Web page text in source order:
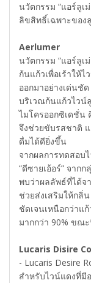
นวัตกรรม “แอร์ลูเ
ลิขสิทธิ์เฉพาะของ
Aerlumer
นวัตกรรม “แอร์ลูเ
ก้นแก้วเพื่อเร้าให้
ออกมาอย่างเด่นชั
บริเวณก้นแก้วไวน์
ไมโครออกซิเดชั่น
จึงช่วยขับรสชาติ
ดื่มได้ดียิ่งขึ้น
จากผลการทดสอบ
“ดีซายเอ้อร์” จาก
พบว่าผลลัพธ์ที่ได้จ
ช่วยส่งเสริมให้กลิ่
ชัดเจนเหนือกว่าแ
มากกว่า 90% ขณ
Lucaris Disire
- Lucaris Desire
สำหรับไวน์แดงที่มี